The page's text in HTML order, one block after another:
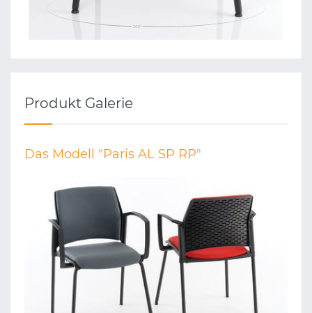
Produkt Galerie
Das Modell "Paris AL SP RP"